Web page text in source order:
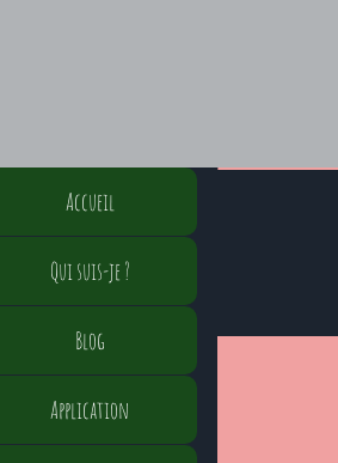
Accueil
Qui suis-je ?
Blog
Application